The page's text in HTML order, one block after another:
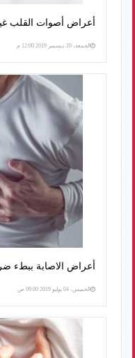
أعراض أصوات القلب غير
الجمعة، 20 ديسمبر 2019 12:00 م
أعراض الاصابة ببطء
الخميس، 04 يوليو 2019 09:00 ص